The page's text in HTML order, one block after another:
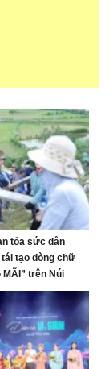
tỏa sức dân
tạo dòng chữ
MÃI” trên Núi